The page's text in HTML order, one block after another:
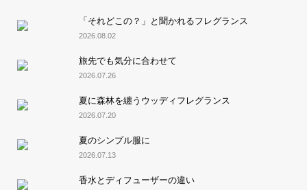
「それどこの？」と聞かれるフレグランス
2026.08.02
旅先でも気分に合わせて
2026.07.26
夏に森林を纏うウッディフレグランス
2026.07.20
夏のシンプル服に
2026.07.13
香水とディフューザーの違い